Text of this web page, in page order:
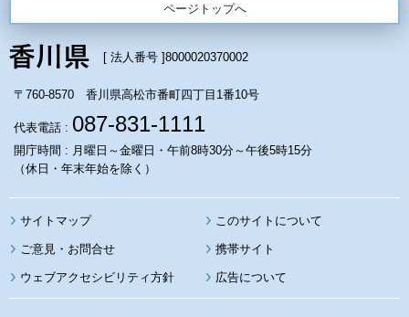
ページトップへ
[ 法人番号 ]8000020370002
〒760-8570 香川県高松市番町四丁目1番10号
代表電話 : 087-831-1111
開庁時間 : 月曜日～金曜日・午前8時30分～午後5時15分
（休日・年末年始を除く）
サイトマップ このサイトについて
携帯サイト
ウェブアクセシビリティ方針 広告について